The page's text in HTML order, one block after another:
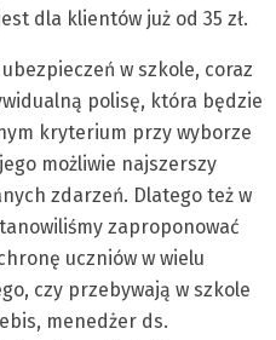
dla klientów już od 35 zł.
w szkole, coraz
polisę, która będzie
kryterium przy wyborze
możliwie najszerszy
zdarzeń. Dlatego też w
zaproponować
uczniów w wielu
czy przebywają w szkole
menedżer ds.